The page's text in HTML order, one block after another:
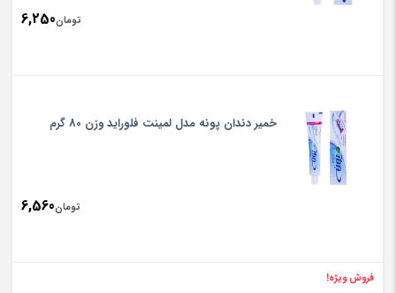
تومان6,250
خمیر دندان پونه مدل لمینت فلوراید وزن 80 گرم
تومان6,560
فروش ویژه!